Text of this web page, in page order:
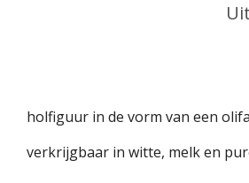
holfiguur in de vorm van een
verkrijgbaar in witte, melk en